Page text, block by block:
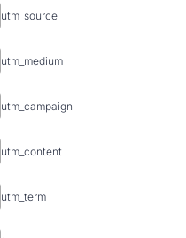
utm_source
utm_medium
utm_campaign
utm_content
utm_term